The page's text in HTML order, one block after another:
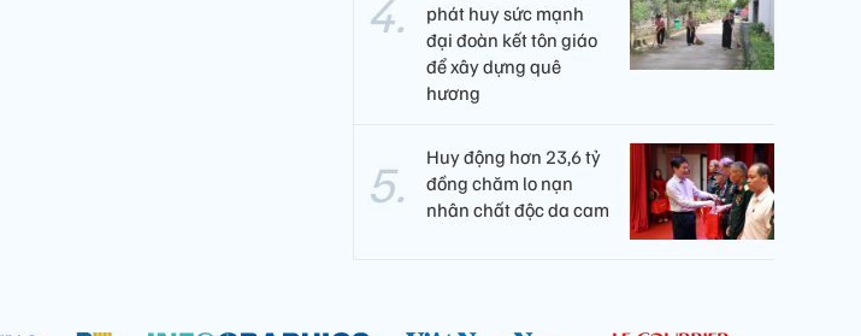
phát huy sức mạnh
đại đoàn kết tôn giáo
để xây dựng quê
hương
Huy động hơn 23,6 tỷ
đồng chăm lo nạn
nhân chất độc da cam